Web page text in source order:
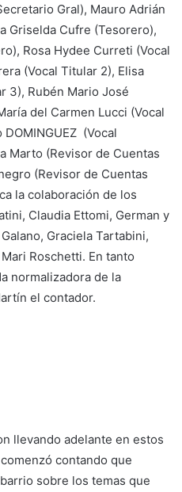
Gral), Mauro Adrián
Griselda Cufre (Tesorero),
Rosa Hydee Curreti (Vocal
(Vocal Titular 2), Elisa
3), Rubén Mario José
del Carmen Lucci (Vocal
(Vocal
Marto (Revisor de Cuentas
(Revisor de Cuentas
la colaboración de los
Claudia Ettomi, German y
Graciela Tartabini,
Roschetti. En tanto
normalizadora de la
el contador.
llevando adelante en estos
contando que
sobre los temas que